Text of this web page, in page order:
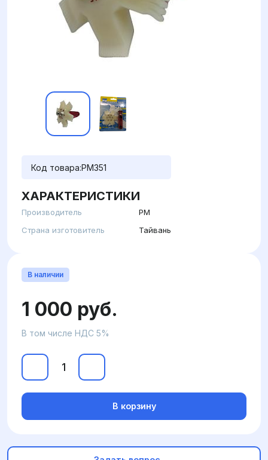
Код товара:PM351
ХАРАКТЕРИСТИКИ
Производитель
PM
Страна изготовитель
Тайвань
В наличии
1 000 руб.
В том числе НДС 5%
В корзину